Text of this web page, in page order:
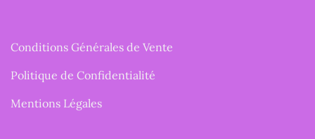
Conditions Générales de Vente
Politique de Confidentialité
Mentions Légales